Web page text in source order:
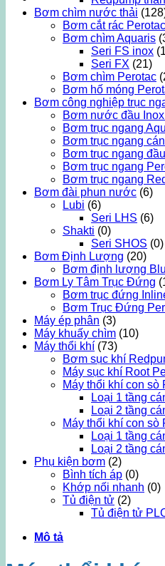
Bơm chìm nước thải
Bơm cắt rác Perotac
Bơm chìm Aquaris
Seri FS inox
Seri FX (21)
Bơm chìm Perotac
Bơm hố móng
Bơm công nghiệp trục
Bơm nước đầu
Bơm trục ngang
Bơm trục ngang
Bơm trục ngang
Bơm trục ngang
Bơm trục ngang
Bơm đài phun nước (6)
Lubi (6)
Seri LHS (6)
Shakti (0)
Seri SHOS (0)
Bơm Định Lượng (20)
Bơm định lượng
Bơm Ly Tâm Trục Đứng
Bơm trục đứng
Bơm Trục Đứng
Máy ép phân (3)
Máy khuấy chìm (10)
Máy thổi khí (73)
Bơm sục khí
Máy sục khí Root
Máy thổi khí con sò
Loại 1 tầng
Loại 2 tầng
Máy thổi khí con sò
Loại 1 tầng
Loại 2 tầng
Phụ kiện bơm (2)
Bình tích áp (0)
Khớp nối nhanh (0)
Tủ điện tử (2)
Tủ điện tử
Mô tả